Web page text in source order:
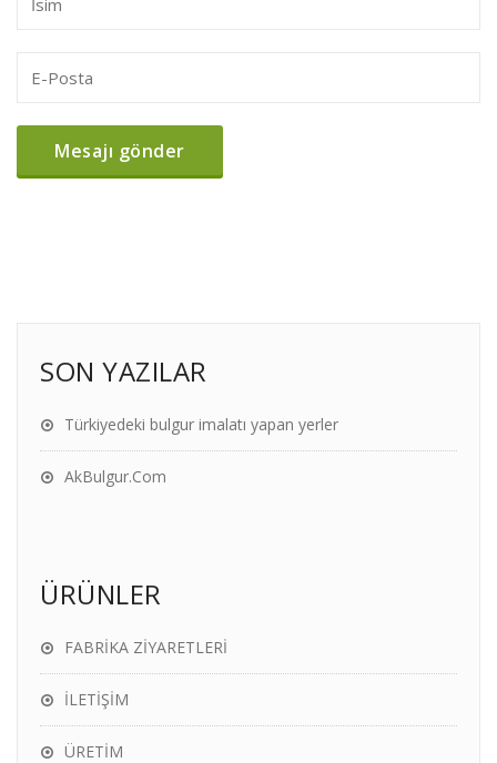
SON YAZILAR
Türkiyedeki bulgur imalatı yapan yerler
AkBulgur.Com
ÜRÜNLER
FABRİKA ZİYARETLERİ
İLETİŞİM
ÜRETİM